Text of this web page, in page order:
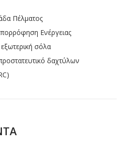
Πέλματος
Ενέργειας
σόλα
δαχτύλων